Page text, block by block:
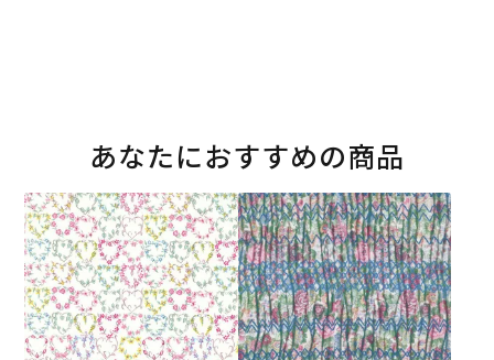
あなたにおすすめの商品